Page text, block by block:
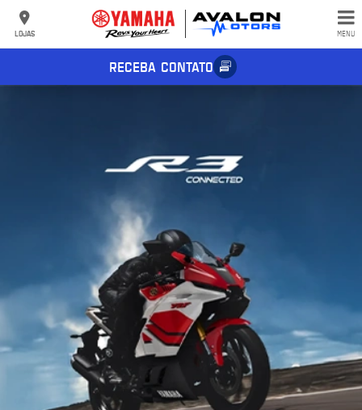
LOJAS MENU
RECEBA CONTATO